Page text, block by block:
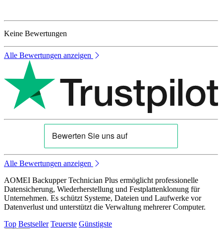
Keine Bewertungen
Alle Bewertungen anzeigen
Alle Bewertungen anzeigen
AOMEI Backupper Technician Plus ermöglicht professionelle
Datensicherung, Wiederherstellung und Festplattenklonung für
Unternehmen. Es schützt Systeme, Dateien und Laufwerke vor
Datenverlust und unterstützt die Verwaltung mehrerer Computer.
Top Bestseller Teuerste Günstigste